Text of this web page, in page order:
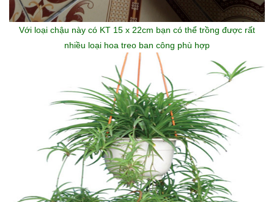
Với loại chậu này có KT 15 x 22cm bạn có thể trồng được rất
nhiều loại hoa treo ban công phù hợp